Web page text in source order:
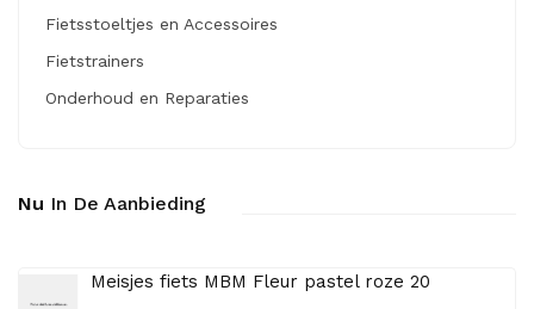
Fietsstoeltjes en Accessoires
Fietstrainers
Onderhoud en Reparaties
Nu In De Aanbieding
Meisjes fiets MBM Fleur pastel roze 20